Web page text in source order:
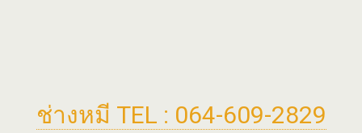
ช่างหมี TEL : 064-609-2829